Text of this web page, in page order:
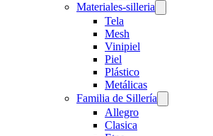
Materiales-silleria
Tela
Mesh
Vinipiel
Piel
Plástico
Metálicas
Familia de Sillería
Allegro
Clasica